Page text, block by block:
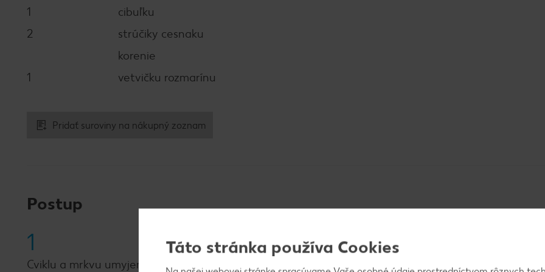
1
cibuľku
2
strúčiky cesnaku
korenie
1
vetvičku rozmarínu
Pridať suroviny na nákupný zoznam
Postup
1
Cviklu a mrkvu umyjeme a ošúpeme. Nakrájame ich na rovnako veľké kocky a dáme na plech.
Táto stránka používa Cookies